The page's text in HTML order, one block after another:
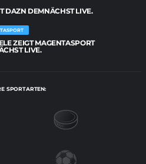
DAZN DEMNÄCHST LIVE.
ZEIGT MAGENTASPORT
LIVE.
SPORTARTEN: